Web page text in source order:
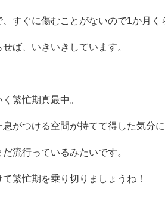
すぐに傷むことがないので1か月く
ば、いきいきしています。
繁忙期真最中。
がつける空間が持てて得した気分に
流行っているみたいです。
繁忙期を乗り切りましょうね！